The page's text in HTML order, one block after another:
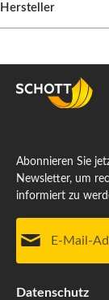
Hersteller
Abonnieren Sie
Newsletter, um
informiert zu
Datenschutz